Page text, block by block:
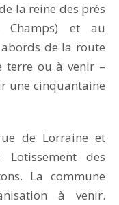
la reine des prés
Champs) et au
de la route
terre ou à venir –
une cinquantaine
de Lorraine et
des
La commune
à venir.